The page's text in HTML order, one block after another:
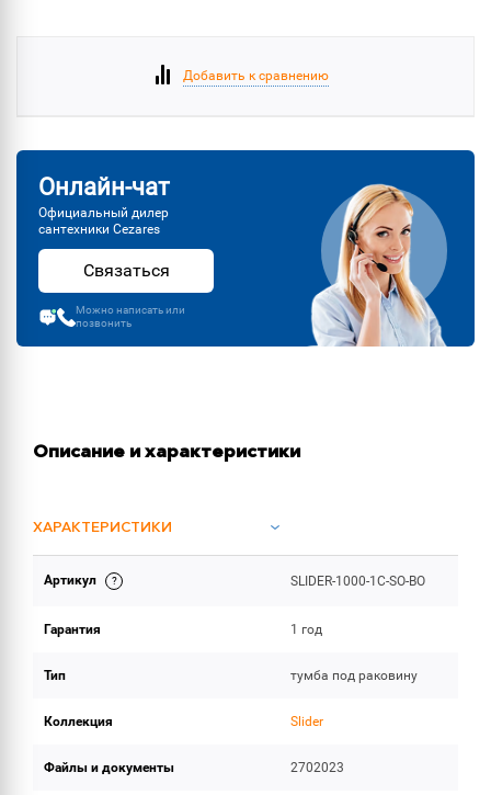
Добавить к сравнению
Онлайн-чат
Официальный дилер
сантехники Cezares
Связаться
Можно написать или
позвонить
Описание и характеристики
ХАРАКТЕРИСТИКИ
ИНСТРУКЦИИ И ДОКУМЕНТАЦИЯ
Артикул SLIDER-1000-1C-SO-BO
Гарантия 1 год
Тип тумба под раковину
Коллекция Slider
Файлы и документы 2702023